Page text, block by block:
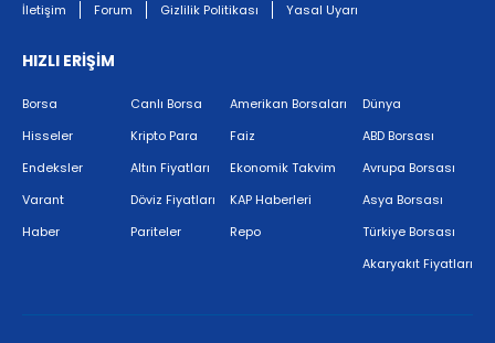
İletişim Forum Gizlilik Politikası Yasal Uyarı
HIZLI ERİŞİM
Borsa
Hisseler
Endeksler
Varant
Haber
Canlı Borsa
Kripto Para
Altın Fiyatları
Döviz Fiyatları
Pariteler
Amerikan Borsaları
Faiz
Ekonomik Takvim
KAP Haberleri
Repo
Dünya
ABD Borsası
Avrupa Borsası
Asya Borsası
Türkiye Borsası
Akaryakıt Fiyatları